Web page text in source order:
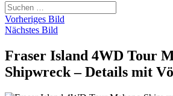
Suchen
nach:
Vorheriges Bild
Nächstes Bild
Fraser Island 4WD Tour
Shipwreck – Details mit